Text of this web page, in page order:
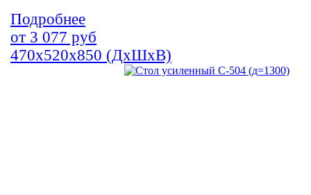
Подробнее
от 3 077 руб
470х520х850 (ДхШхВ)